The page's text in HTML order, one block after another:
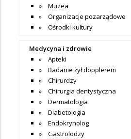
Muzea
Organizacje pozarządowe
Ośrodki kultury
Medycyna i zdrowie
Apteki
Badanie żył dopplerem
Chirurdzy
Chirurgia dentystyczna
Dermatologia
Diabetologia
Endokrynolog
Gastrolodzy